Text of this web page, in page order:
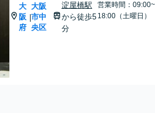
大
阪
府
|
大阪
市中
央区
淀屋橋駅
から徒歩5
分
営業時間：09:00~
18:00（土曜日）